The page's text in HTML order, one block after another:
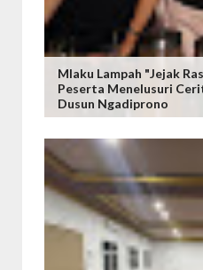
Mlaku Lampah "Jejak
Peserta Menelusuri
Dusun Ngadiprono